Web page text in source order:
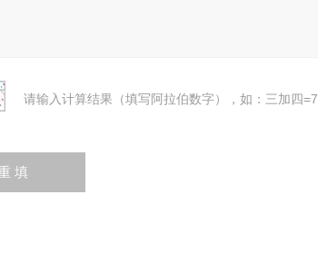
请输入计算结果（填写阿拉伯数字），如：三加四=7